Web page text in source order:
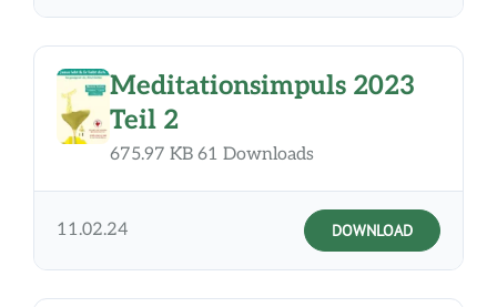
Meditationsimpuls 2023
Teil 2
675.97 KB 61 Downloads
11.02.24 DOWNLOAD